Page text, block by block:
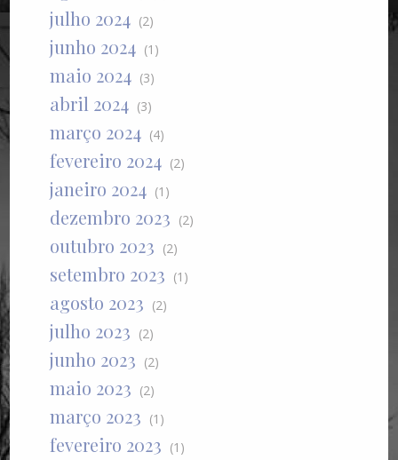
julho 2024 (2)
junho 2024 (1)
maio 2024 (3)
abril 2024 (3)
março 2024 (4)
fevereiro 2024 (2)
janeiro 2024 (1)
dezembro 2023 (2)
outubro 2023 (2)
setembro 2023 (1)
agosto 2023 (2)
julho 2023 (2)
junho 2023 (2)
maio 2023 (2)
março 2023 (1)
fevereiro 2023 (1)